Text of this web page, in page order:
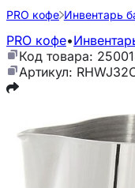
PRO кофе Инвентарь
PRO кофе•
Код товара:
Артикул: